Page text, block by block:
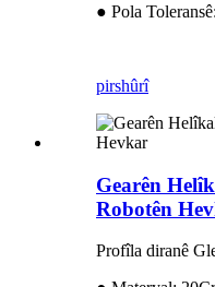
● Pola
pirshûrî
Gearên
Robotên
Profîla diranê